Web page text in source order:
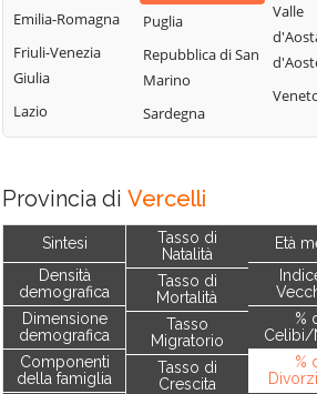
Emilia-Romagna
Friuli-Venezia
Giulia
Lazio
Puglia
Repubblica di San
Marino
Sardegna
Valle
Provincia di Vercelli
Sintesi
Densità
demografica
Dimensione
demografica
Componenti
della famiglia
Tasso di
Natalità
Tasso di
Mortalità
Tasso
Migratorio
Tasso di
Crescita
Età
%
Celibi/
%